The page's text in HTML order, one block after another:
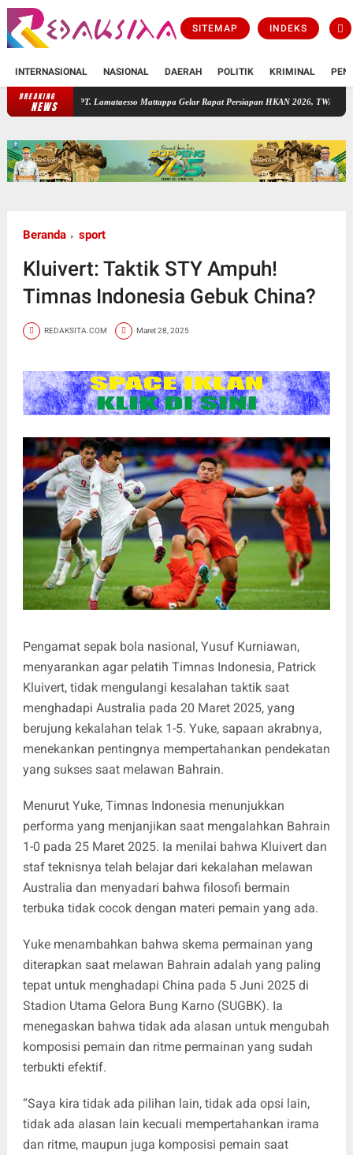
SITEMAP INDEKS
INTERNASIONAL NASIONAL DAERAH POLITIK KRIMINAL
BREAKING
NEWS
PT. Lamataesso Mattappa Gelar Rapat Persiapan HKAN 2026, TWA Lejja Jadi Tuan
Beranda sport
Kluivert: Taktik STY Ampuh!
Timnas Indonesia Gebuk China?
REDAKSITA.COM Maret 28, 2025
Pengamat sepak bola nasional, Yusuf Kurniawan,
menyarankan agar pelatih Timnas Indonesia, Patrick
Kluivert, tidak mengulangi kesalahan taktik saat
menghadapi Australia pada 20 Maret 2025, yang
berujung kekalahan telak 1-5. Yuke, sapaan akrabnya,
menekankan pentingnya mempertahankan pendekatan
yang sukses saat melawan Bahrain.
Menurut Yuke, Timnas Indonesia menunjukkan
performa yang menjanjikan saat mengalahkan Bahrain
1-0 pada 25 Maret 2025. Ia menilai bahwa Kluivert dan
staf teknisnya telah belajar dari kekalahan melawan
Australia dan menyadari bahwa filosofi bermain
terbuka tidak cocok dengan materi pemain yang ada.
Yuke menambahkan bahwa skema permainan yang
diterapkan saat melawan Bahrain adalah yang paling
tepat untuk menghadapi China pada 5 Juni 2025 di
Stadion Utama Gelora Bung Karno (SUGBK). Ia
menegaskan bahwa tidak ada alasan untuk mengubah
komposisi pemain dan ritme permainan yang sudah
terbukti efektif.
“Saya kira tidak ada pilihan lain, tidak ada opsi lain,
tidak ada alasan lain kecuali mempertahankan irama
dan ritme, maupun juga komposisi pemain saat